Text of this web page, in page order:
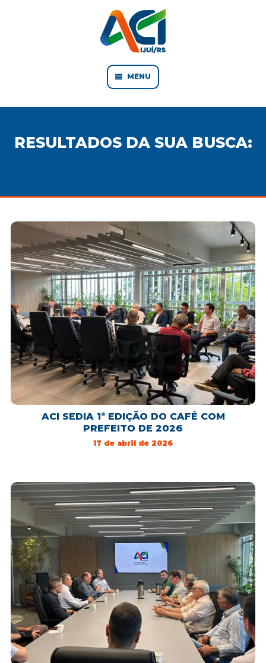
MENU
RESULTADOS DA SUA BUSCA:
ACI SEDIA 1ª EDIÇÃO DO CAFÉ COM
PREFEITO DE 2026
17 de abril de 2026